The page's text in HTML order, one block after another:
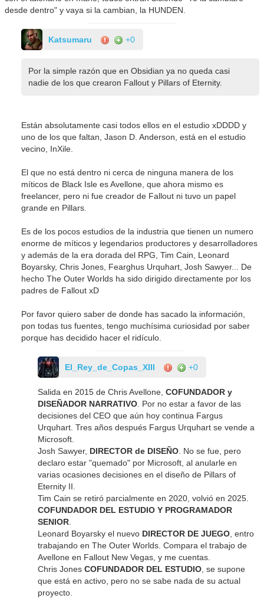
desde dentro" y vaya si la cambian, la HUNDEN.
Katsumaru +0
Por la simple razón que en Obsidian ya no queda casi
nadie de los que crearon Fallout y Pillars of Eternity.
Están absolutamente casi todos ellos en el estudio xDDDD y
uno de los que faltan, Jason D. Anderson, está en el estudio
vecino, InXile.
El que no está dentro ni cerca de ninguna manera de los
míticos de Black Isle es Avellone, que ahora mismo es
freelancer, pero ni fue creador de Fallout ni tuvo un papel
grande en Pillars.
Es de los pocos estudios de la industria que tienen un numero
enorme de míticos y legendarios productores y desarrolladores
y además de la era dorada del RPG, Tim Cain, Leonard
Boyarsky, Chris Jones, Fearghus Urquhart, Josh Sawyer... De
hecho The Outer Worlds ha sido dirigido directamente por los
padres de Fallout xD
Por favor quiero saber de donde has sacado la información,
pon todas tus fuentes, tengo muchísima curiosidad por saber
porque has decidido hacer el ridículo.
El_Rey_de_Copas_XIII +0
Salida en 2015 de Chris Avellone,COFUNDADOR y
DISEÑADOR NARRATIVO . Por no estar a favor de las
decisiones del CEO que aún hoy continua Fargus
Urquhart. Tres años después Fargus Urquhart se vende a
Microsoft.
Josh Sawyer, DIRECTOR de DISEÑO . No se fue, pero
declaro estar "quemado" por Microsoft, al anularle en
varias ocasiones decisiones en el diseño de Pillars of
Eternity II.
Tim Cain se retiró parcialmente en 2020, volvió en 2025.
COFUNDADOR DEL ESTUDIO Y PROGRAMADOR
SENIOR
Leonard Boyarsky el nuevo DIRECTOR DE JUEGO , entro
trabajando en The Outer Worlds. Compara el trabajo de
Avellone en Fallout New Vegas, y me cuentas.
Chris JonesCOFUNDADOR DEL ESTUDIO , se supone
que está en activo, pero no se sabe nada de su actual
proyecto.